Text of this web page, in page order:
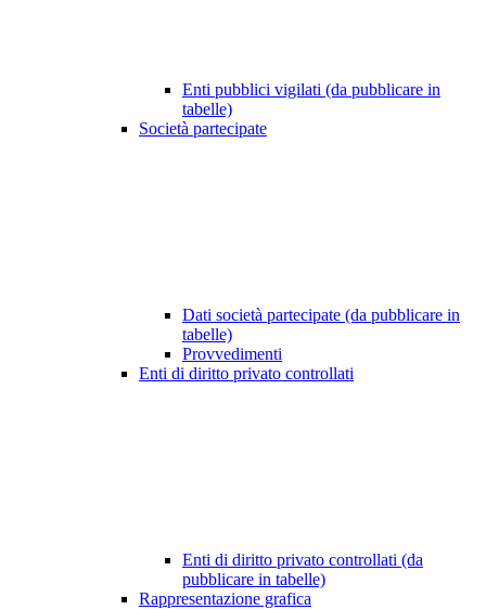
Enti pubblici vigilati (da pubblicare in
tabelle)
Società partecipate
Dati società partecipate (da pubblicare in
tabelle)
Provvedimenti
Enti di diritto privato controllati
Enti di diritto privato controllati (da
pubblicare in tabelle)
Rappresentazione grafica